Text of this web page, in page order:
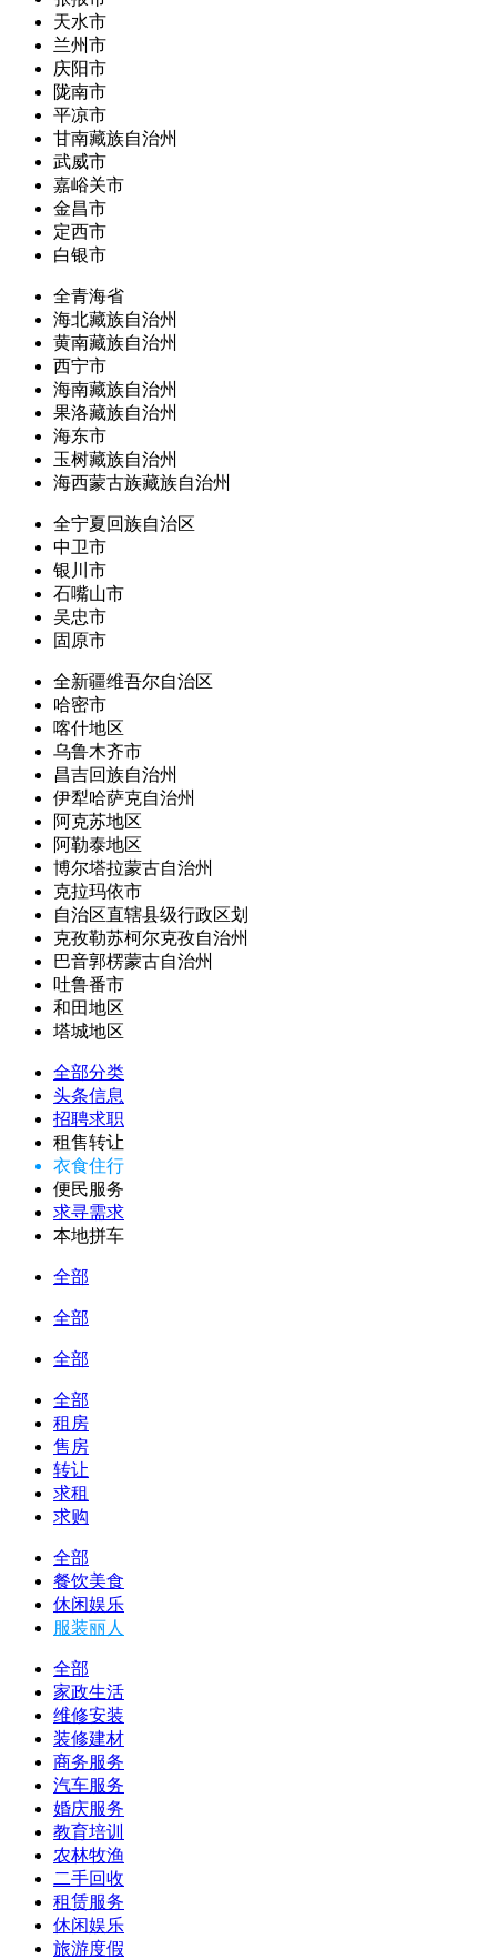
天水市
兰州市
庆阳市
陇南市
平凉市
甘南藏族自治州
武威市
嘉峪关市
金昌市
定西市
白银市
全青海省
海北藏族自治州
黄南藏族自治州
西宁市
海南藏族自治州
果洛藏族自治州
海东市
玉树藏族自治州
海西蒙古族藏族自治州
全宁夏回族自治区
中卫市
银川市
石嘴山市
吴忠市
固原市
全新疆维吾尔自治区
哈密市
喀什地区
乌鲁木齐市
昌吉回族自治州
伊犁哈萨克自治州
阿克苏地区
阿勒泰地区
博尔塔拉蒙古自治州
克拉玛依市
自治区直辖县级行政区划
克孜勒苏柯尔克孜自治州
巴音郭楞蒙古自治州
吐鲁番市
和田地区
塔城地区
全部分类
头条信息
招聘求职
租售转让
衣食住行
便民服务
求寻需求
本地拼车
全部
全部
全部
全部
租房
售房
转让
求租
求购
全部
餐饮美食
休闲娱乐
服装丽人
全部
家政生活
维修安装
装修建材
商务服务
汽车服务
婚庆服务
教育培训
农林牧渔
二手回收
租赁服务
休闲娱乐
旅游度假